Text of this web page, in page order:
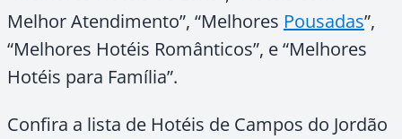
Melhor Atendimento”, “Melhores Pousadas”,
“Melhores Hotéis Românticos”, e “Melhores
Hotéis para Família”.
Confira a lista de Hotéis de Campos do Jordão